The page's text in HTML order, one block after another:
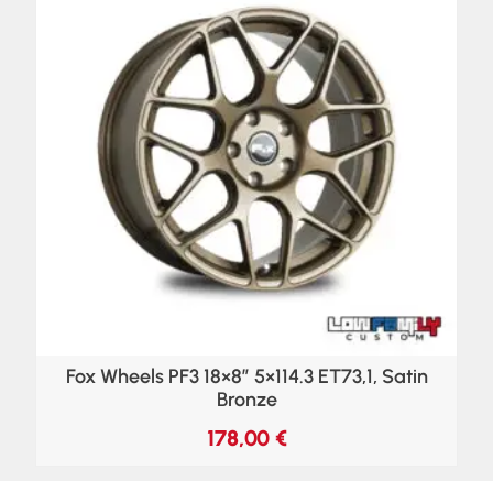
Fox Wheels PF3 18×8″ 5×114.3 ET73,1, Satin
Bronze
178,00 €